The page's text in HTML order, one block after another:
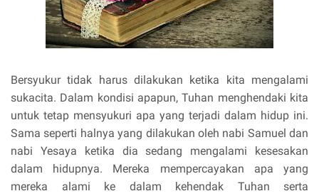
Bersyukur tidak harus dilakukan ketika kita mengalami
sukacita. Dalam kondisi apapun, Tuhan menghendaki kita
untuk tetap mensyukuri apa yang terjadi dalam hidup ini.
Sama seperti halnya yang dilakukan oleh nabi Samuel dan
nabi Yesaya ketika dia sedang mengalami kesesakan
dalam hidupnya. Mereka mempercayakan apa yang
mereka alami ke dalam kehendak Tuhan serta